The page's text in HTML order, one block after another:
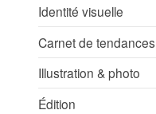
Identité visuelle
Carnet de tendances
Illustration & photo
Édition